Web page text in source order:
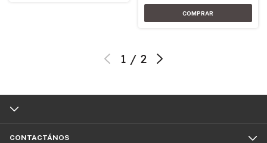
1 / 2
CONTACTÁNOS